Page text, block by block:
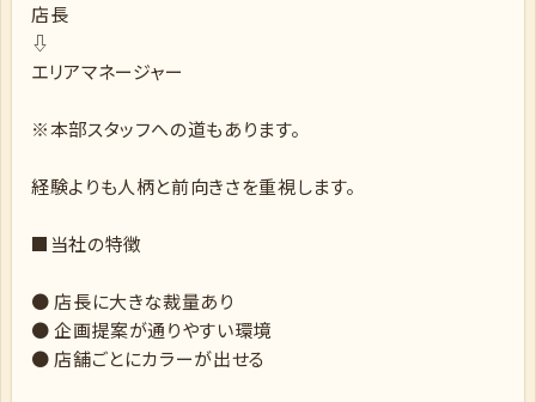
店長
⇩
エリアマネージャー
※本部スタッフへの道もあります。
経験よりも人柄と前向きさを重視します。
■当社の特徴
● 店長に大きな裁量あり
● 企画提案が通りやすい環境
● 店舗ごとにカラーが出せる